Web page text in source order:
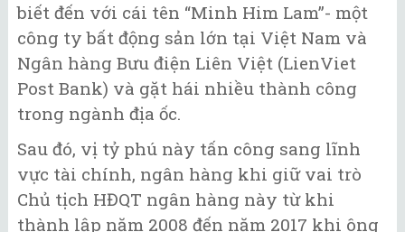
biết đến với cái tên “Minh Him Lam”- một
công ty bất động sản lớn tại Việt Nam và
Ngân hàng Bưu điện Liên Việt (LienViet
Post Bank) và gặt hái nhiều thành công
trong ngành địa ốc.
Sau đó, vị tỷ phú này tấn công sang lĩnh
vực tài chính, ngân hàng khi giữ vai trò
Chủ tịch HĐQT ngân hàng này từ khi
thành lập năm 2008 đến năm 2017 khi ông